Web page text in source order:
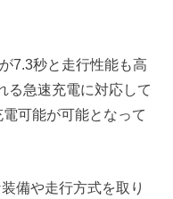
7.3秒と走行性能も高
る急速充電に対応して
可能が可能となって
備や走行方式を取り